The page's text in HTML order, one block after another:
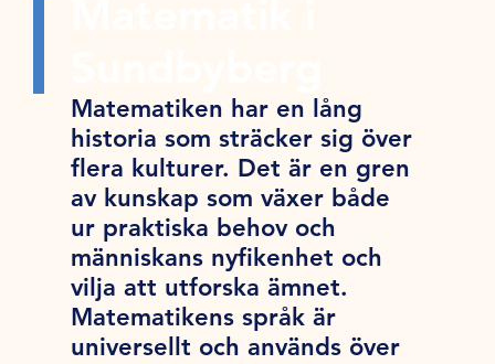
Matematiken har en lång
historia som sträcker sig över
flera kulturer. Det är en gren
av kunskap som växer både
ur praktiska behov och
människans nyfikenhet och
vilja att utforska ämnet.
Matematikens språk är
universellt och används över